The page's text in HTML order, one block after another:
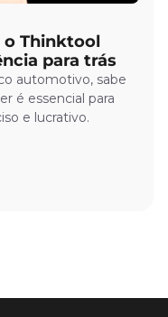
o Thinktool
para trás
automotivo, sabe
é essencial para
e lucrativo.